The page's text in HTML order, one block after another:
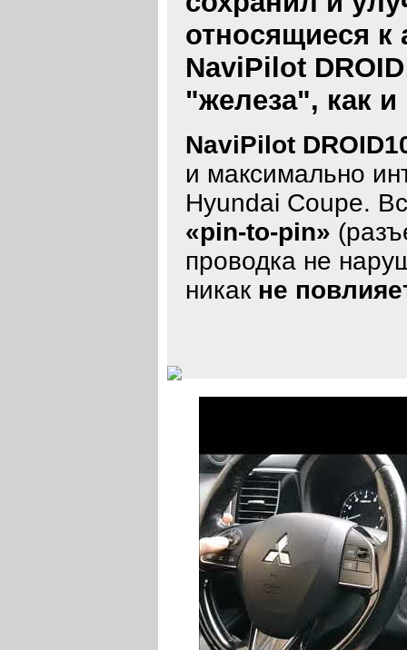
относящиеся к
NaviPilot
"железа", как и
NaviPilot
и максимально
Hyundai Coupe.
«pin-to-pin»
проводка не
никак не